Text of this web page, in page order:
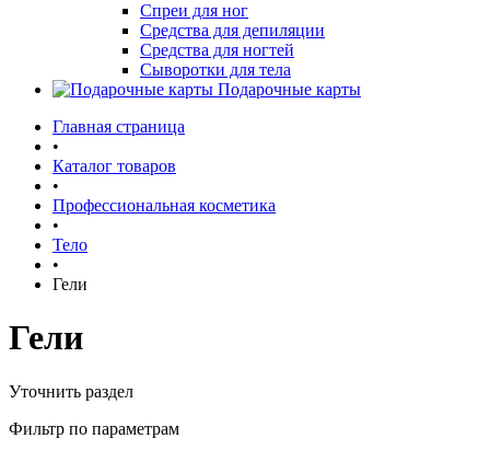
Спреи для ног
Средства для депиляции
Средства для ногтей
Сыворотки для тела
Подарочные карты
Главная страница
•
Каталог товаров
•
Профессиональная косметика
•
Тело
•
Гели
Гели
Уточнить раздел
Фильтр по параметрам